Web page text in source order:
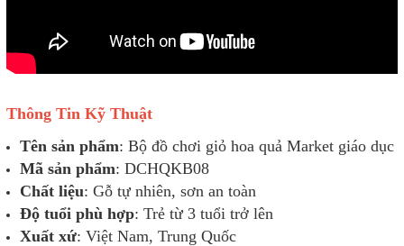
Thông Tin Kỹ Thuật
Tên sản phẩm: Bộ đồ chơi giỏ hoa quả Market giáo dục
Mã sản phẩm: DCHQKB08
Chất liệu: Gỗ tự nhiên, sơn an toàn
Độ tuổi phù hợp: Trẻ từ 3 tuổi trở lên
Xuất xứ: Việt Nam, Trung Quốc